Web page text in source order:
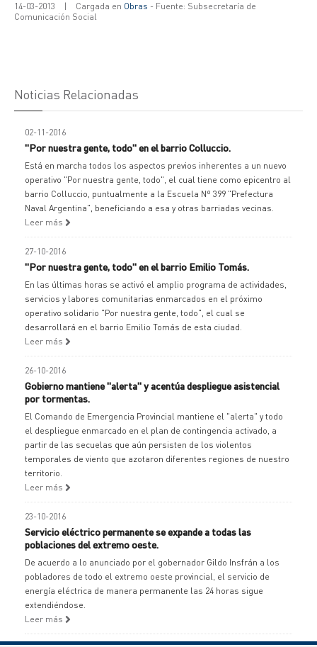
14-03-2013 | Cargada en Obras - Fuente: Subsecretaría de
Comunicación Social
Noticias Relacionadas
02-11-2016
"Por nuestra gente, todo" en el barrio Colluccio.
Está en marcha todos los aspectos previos inherentes a un nuevo
operativo "Por nuestra gente, todo", el cual tiene como epicentro al
barrio Colluccio, puntualmente a la Escuela Nº 399 "Prefectura
Naval Argentina", beneficiando a esa y otras barriadas vecinas.
Leer más
27-10-2016
"Por nuestra gente, todo" en el barrio Emilio Tomás.
En las últimas horas se activó el amplio programa de actividades,
servicios y labores comunitarias enmarcados en el próximo
operativo solidario "Por nuestra gente, todo", el cual se
desarrollará en el barrio Emilio Tomás de esta ciudad.
Leer más
26-10-2016
Gobierno mantiene "alerta" y acentúa despliegue asistencial
por tormentas.
El Comando de Emergencia Provincial mantiene el "alerta" y todo
el despliegue enmarcado en el plan de contingencia activado, a
partir de las secuelas que aún persisten de los violentos
temporales de viento que azotaron diferentes regiones de nuestro
territorio.
Leer más
23-10-2016
Servicio eléctrico permanente se expande a todas las
poblaciones del extremo oeste.
De acuerdo a lo anunciado por el gobernador Gildo Insfrán a los
pobladores de todo el extremo oeste provincial, el servicio de
energía eléctrica de manera permanente las 24 horas sigue
extendiéndose.
Leer más